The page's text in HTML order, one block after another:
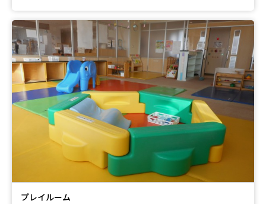
プレイルーム